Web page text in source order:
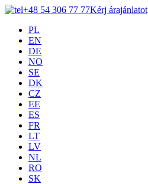
+48 54 306 77 77Kérj árajánlatot
PL
EN
DE
NO
SE
DK
CZ
EE
ES
FR
LT
LV
NL
RO
SK